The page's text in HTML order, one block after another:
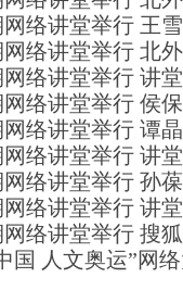
络讲堂举行 王
络讲堂举行 北
络讲堂举行 讲
络讲堂举行 侯
络讲堂举行 谭
络讲堂举行 讲
络讲堂举行 孙
络讲堂举行 讲
络讲堂举行 搜
国 人文奥运”网